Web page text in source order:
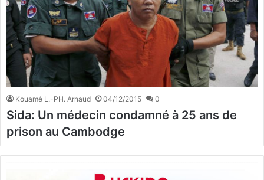
Kouamé L.-PH. Arnaud 04/12/2015 0
Sida: Un médecin condamné à 25 ans de
prison au Cambodge